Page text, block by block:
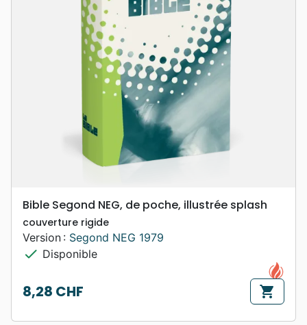
Bible Segond NEG, de poche, illustrée splash
couverture rigide
Version : Segond NEG 1979
check Disponible
Prix
8,28 CHF shopping_cart